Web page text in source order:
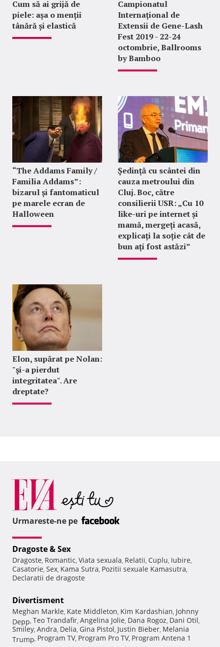
Cum să ai grijă de
piele: așa o menții
tânără și elastică
Campionatul
Internațional de
Extensii de Gene-Lash
Fest 2019 - 22-24
octombrie, Ballrooms
by Bamboo
“The Addams Family /
Familia Addams”:
bizarul și fantomaticul
pe marele ecran de
Halloween
Ședință cu scântei din
cauza metroului din
Cluj. Boc, către
consilierii USR: „Cu 10
like-uri pe internet și
mamă, mergeți acasă,
explicați la soție cât de
bun ați fost astăzi”
Elon, supărat pe Nolan:
"şi-a pierdut
integritatea". Are
dreptate?
Urmareste-ne pe
Dragoste & Sex
Dragoste, Romantic, Viata sexuala, Relatii, Cuplu, Iubire,
Casatorie, Sex, Kama Sutra, Pozitii sexuale Kamasutra,
Declaratii de dragoste
Divertisment
Meghan Markle, Kate Middleton, Kim Kardashian, Johnny
Depp, Teo Trandafir, Angelina Jolie, Dana Rogoz, Dani Otil,
Smiley, Andra, Delia, Gina Pistol, Justin Bieber, Melania
Trump, Program TV, Program Pro TV, Program Antena 1